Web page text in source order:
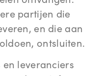
partijen die
en die aan
ontsluiten.
leveranciers